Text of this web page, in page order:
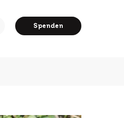
Spenden